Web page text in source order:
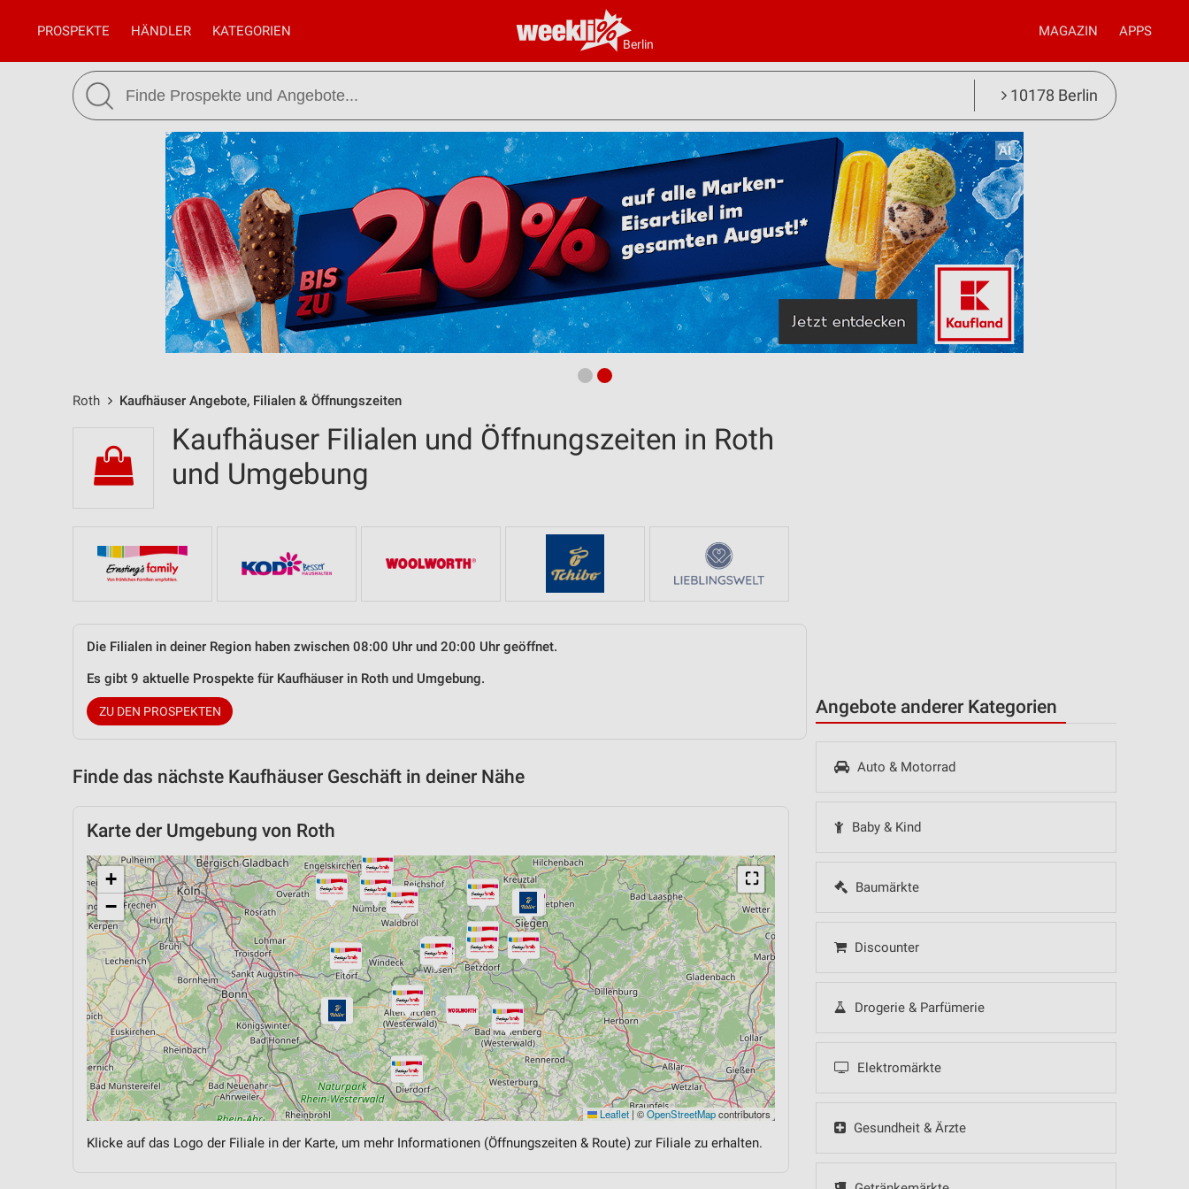
Berlin
PROSPEKTE HÄNDLER KATEGORIEN MAGAZIN APPS
10178 Berlin
Roth Kaufhäuser Angebote, Filialen & Öffnungszeiten
Angebote anderer Kategorien
Auto & Motorrad
Baby & Kind
Baumärkte
Discounter
Drogerie & Parfümerie
Elektromärkte
Gesundheit & Ärzte
Kaufhäuser Filialen und Öffnungszeiten in Roth
und Umgebung
Die Filialen in deiner Region haben zwischen 08:00 Uhr und 20:00 Uhr geöffnet.
Es gibt 9 aktuelle Prospekte für Kaufhäuser in Roth und Umgebung.
ZU DEN PROSPEKTEN
Finde das nächste Kaufhäuser Geschäft in deiner Nähe
Karte der Umgebung von Roth
⛶
+
−
Leaflet | ©OpenStreetMapcontributors
Klicke auf das Logo der Filiale in der Karte, um mehr Informationen (Öffnungszeiten & Route) zur Filiale zu erhalten.